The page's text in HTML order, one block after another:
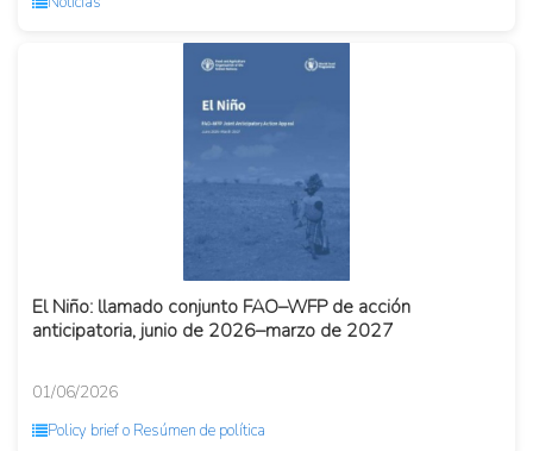
El Niño: llamado conjunto FAO–WFP de acción
anticipatoria, junio de 2026–marzo de 2027
01/06/2026
Policy brief o Resúmen de política